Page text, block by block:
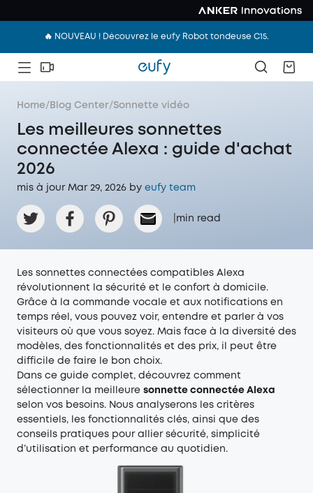
🔥 NOUVEAU ! Découvrez le eufy Robot tondeuse C15.
Home/ Blog Center/Sonnette vidéo
Les meilleures sonnettes
connectée Alexa : guide d'achat
2026
mis à jour Mar 29, 2026 by eufy team
min read
Les sonnettes connectées compatibles Alexa
révolutionnent la sécurité et le confort à domicile.
Grâce à la commande vocale et aux notifications en
temps réel, vous pouvez voir, entendre et parler à vos
visiteurs où que vous soyez. Mais face à la diversité des
modèles, des fonctionnalités et des prix, il peut être
difficile de faire le bon choix.
Dans ce guide complet, découvrez comment
sélectionner la meilleure sonnette connectée Alexa
selon vos besoins. Nous analyserons les critères
essentiels, les fonctionnalités clés, ainsi que des
conseils pratiques pour allier sécurité, simplicité
d’utilisation et performance au quotidien.